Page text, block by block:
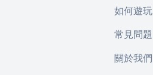
如何遊玩
常見問題
關於我們